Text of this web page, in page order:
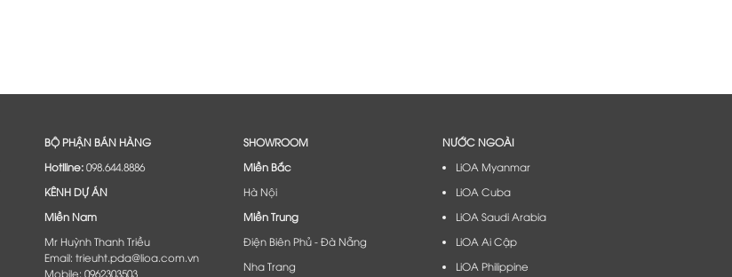
BỘ PHẬN BÁN HÀNG
Hotlline:098.644.8886
KÊNH DỰ ÁN
Miền Nam
Mr Huỳnh Thanh Triều
Email: trieuht.pda@lioa.com.vn
Mobile: 0962303503
SHOWROOM
Miền Bắc
Hà Nội
Miền Trung
Điện Biên Phủ - Đà Nẵng​
Nha Trang
NƯỚC NGOÀI
LiOA Myanmar
LiOA Cuba
LiOA Saudi Arabia
LiOA Ai Cập
LiOA Philippine